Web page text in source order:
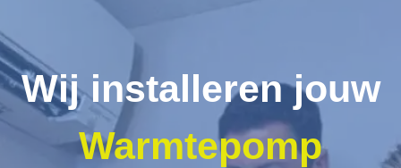
Wij installeren jouw
Warmtepomp